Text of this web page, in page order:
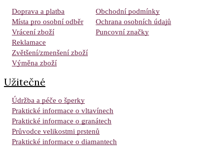
Doprava a platba
Místa pro osobní odběr
Vrácení zboží
Reklamace
Zvětšení/zmenšení zboží
Výměna zboží
Obchodní podmínky
Ochrana osobních údajů
Puncovní značky
Užitečné
Údržba a péče o šperky
Praktické informace o vltavínech
Praktické informace o granátech
Průvodce velikostmi prstenů
Praktické informace o diamantech